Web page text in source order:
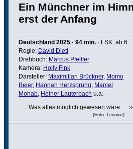
Ein Münchner im
erst der Anfang
Deutschland 2025 · 94 min. · FSK: ab 6
Regie: David Dietl
Drehbuch: Marcus Pfeiffer
Kamera: Holly Fink
Darsteller: Maximilian Brückner, Momo
Beier, Hannah Herzsprung, Marcel
Mohab, Heiner Lauterbach u.a.
Was alles möglich gewesen wäre...
(Foto: Leonine)